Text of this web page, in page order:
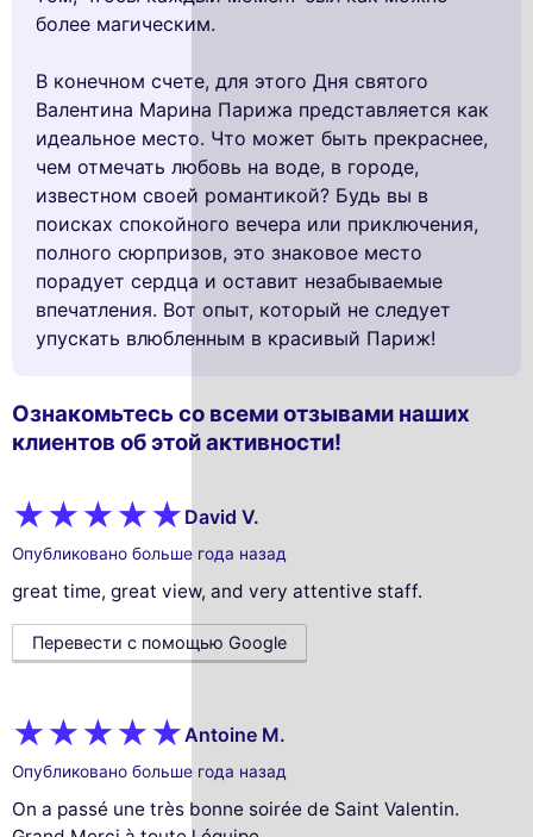
Ознакомьтесь со всеми отзывами наших
клиентов об этой активности!
David V.
Опубликовано больше года назад
great time, great view, and very attentive staff.
Перевести с помощью Google
Antoine M.
Опубликовано больше года назад
On a passé une très bonne soirée de Saint Valentin.
более магическим.
В конечном счете, для этого Дня святого
Валентина Марина Парижа представляется как
идеальное место. Что может быть прекраснее,
чем отмечать любовь на воде, в городе,
известном своей романтикой? Будь вы в
поисках спокойного вечера или приключения,
полного сюрпризов, это знаковое место
порадует сердца и оставит незабываемые
впечатления. Вот опыт, который не следует
упускать влюбленным в красивый Париж!